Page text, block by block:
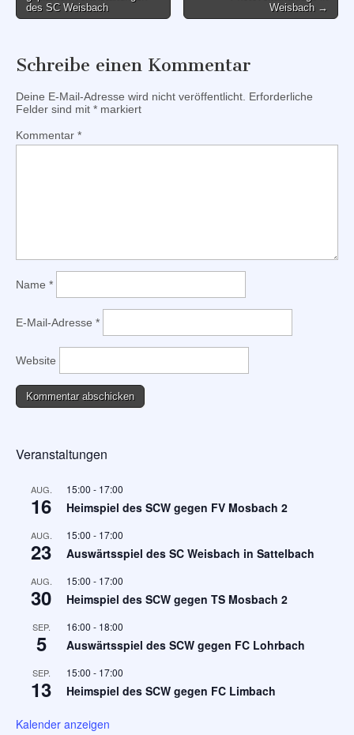
des SC Weisbach
Weisbach →
Schreibe einen Kommentar
Deine E-Mail-Adresse wird nicht veröffentlicht. Erforderliche
Felder sind mit * markiert
Kommentar *
Name *
E-Mail-Adresse *
Website
Veranstaltungen
AUG.
16
15:00 - 17:00
Heimspiel des SCW gegen FV Mosbach 2
AUG.
23
15:00 - 17:00
Auswärtsspiel des SC Weisbach in Sattelbach
AUG.
30
15:00 - 17:00
Heimspiel des SCW gegen TS Mosbach 2
SEP.
5
16:00 - 18:00
Auswärtsspiel des SCW gegen FC Lohrbach
SEP.
13
15:00 - 17:00
Heimspiel des SCW gegen FC Limbach
Kalender anzeigen